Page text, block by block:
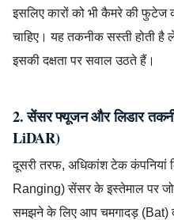
इसलिए कारों को भी कैमरे की फुटेज
चाहिए। यह तकनीक सस्ती होती है
इसकी दक्षता पर सवाल उठते हैं।
2. सेंसर फ्यूजन और लिडार
LiDAR)
दूसरी तरफ, अधिकांश टेक कंपनियां
Ranging) सेंसर के इस्तेमाल पर
समझने के लिए आप चमगादड़